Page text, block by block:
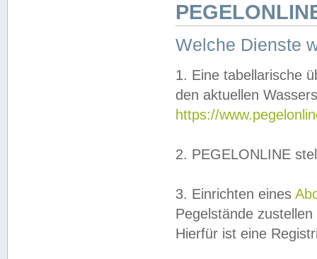
Welche Dienste
1. Eine tabellarische
den aktuellen
https://
2. PEGELONLINE
3. Einrichten eines
Pegelstände
Hierfür ist eine